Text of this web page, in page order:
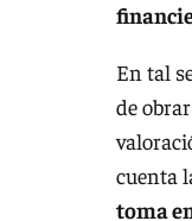
En tal
de
cuenta
toma